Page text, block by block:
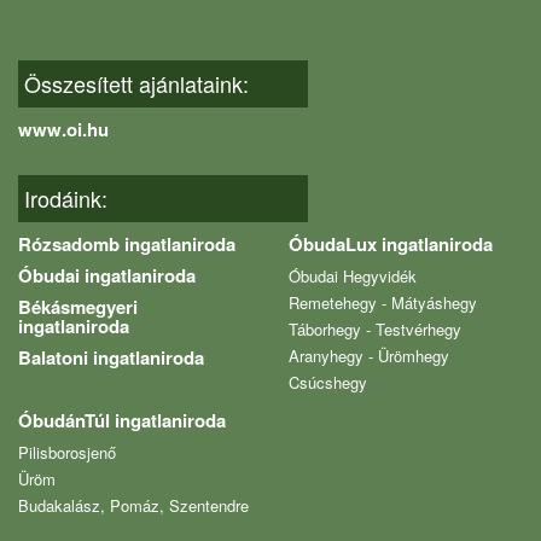
Összesített ajánlataink:
www.oi.hu
Irodáink:
Rózsadomb ingatlaniroda
Óbudai ingatlaniroda
Békásmegyeri
ingatlaniroda
Balatoni ingatlaniroda
ÓbudaLux ingatlaniroda
Óbudai Hegyvidék
Remetehegy - Mátyáshegy
Táborhegy - Testvérhegy
Aranyhegy - Ürömhegy
Csúcshegy
ÓbudánTúl ingatlaniroda
Pilisborosjenő
Üröm
Budakalász, Pomáz, Szentendre